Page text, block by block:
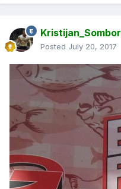
Kristijan_Sombor
Posted July 20, 2017